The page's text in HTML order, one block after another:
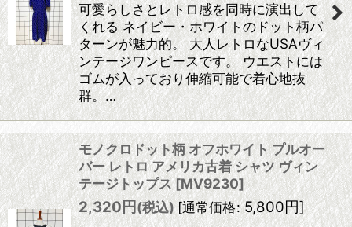
可愛らしさとレトロ感を同時に演出して
くれる ネイビー・ホワイトのドット柄パ
ターンが魅力的。 大人レトロなUSAヴィ
ンテージワンピースです。 ウエストには
ゴムが入っており伸縮可能で着心地抜
群。…
モノクロドット柄 オフホワイト プルオー
バー レトロ アメリカ古着 シャツ ヴィン
テージトップス[MV9230]
2,320円(税込)[通常価格: 5,800円]